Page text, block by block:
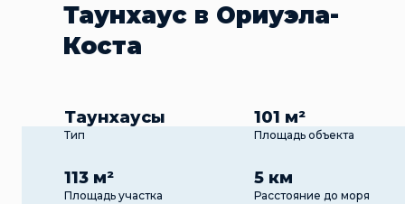
Таунхаус в Ориуэла-
Коста
Таунхаусы
Тип
101 м²
Площадь объекта
113 м²
Площадь участка
5 км
Расстояние до моря